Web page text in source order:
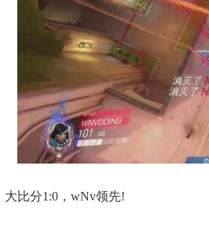
大比分1:0，wNv领先!